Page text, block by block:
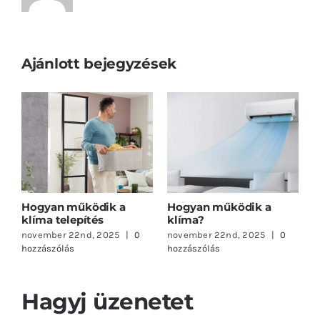
Ajánlott bejegyzések
Hogyan működik a
klíma telepítés
november 22nd, 2025 | 0
hozzászólás
Hogyan működik a
klíma?
november 22nd, 2025 | 0
hozzászólás
Hagyj üzenetet